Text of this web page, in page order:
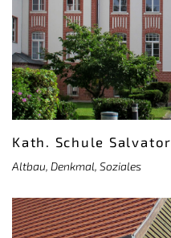
Kath. Schule Salvator
Altbau, Denkmal, Soziales